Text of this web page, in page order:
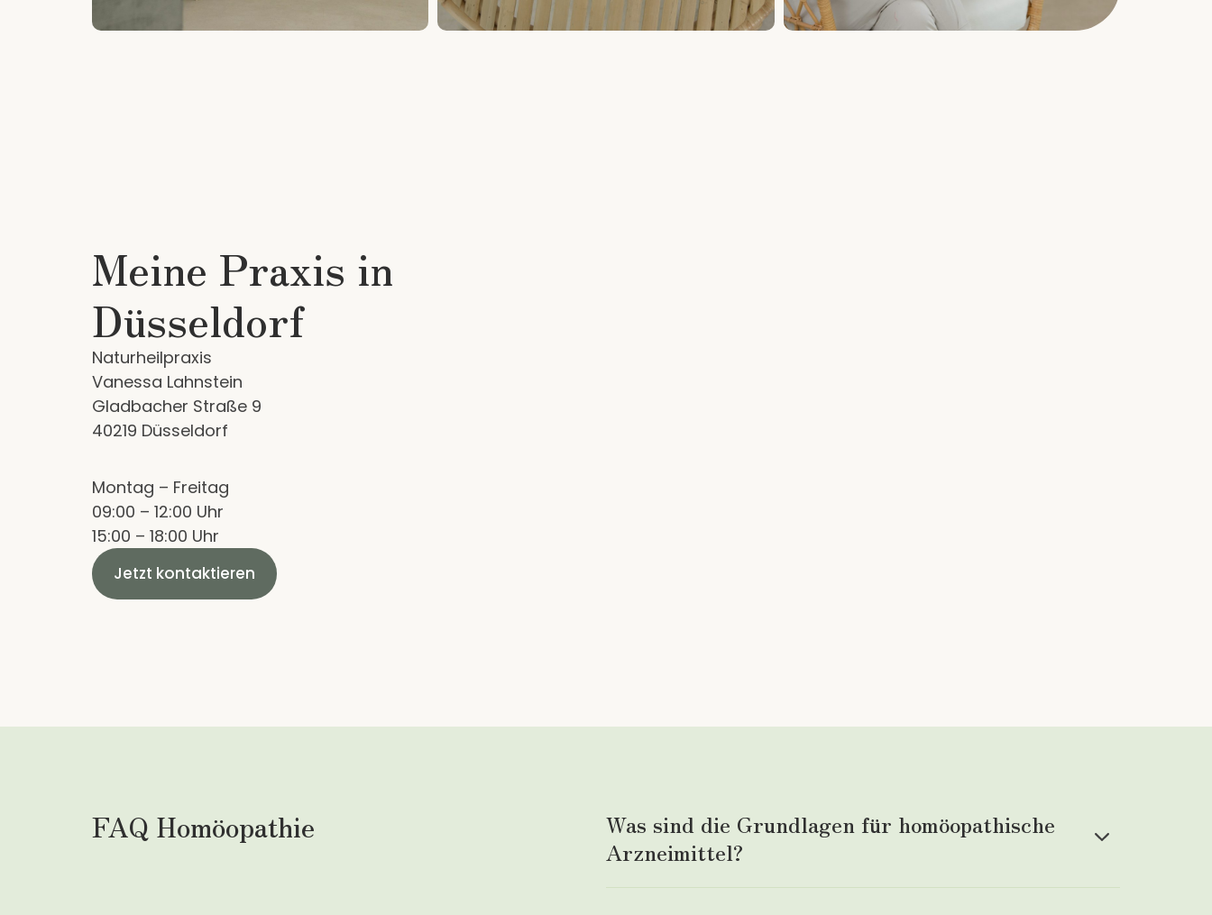
Meine Praxis in
Düsseldorf
Naturheilpraxis
Vanessa Lahnstein
Gladbacher Straße 9
40219 Düsseldorf
Montag – Freitag
09:00 – 12:00 Uhr
15:00 – 18:00 Uhr
Jetzt kontaktieren
FAQ Homöopathie
Was sind die Grundlagen für homöopathische
Arzneimittel?